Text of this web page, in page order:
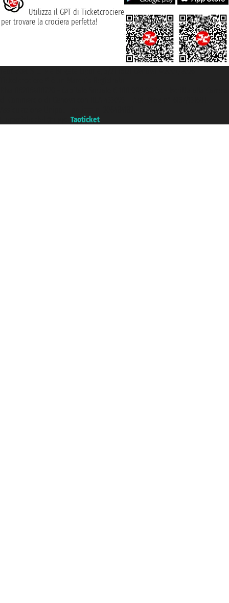
Utilizza il GPT di Ticketcrociere
per trovare la crociera perfetta!
Taoticket